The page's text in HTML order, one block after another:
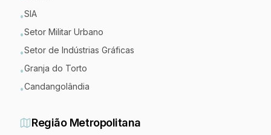
•SIA
•Setor Militar Urbano
•Setor de Indústrias Gráficas
•Granja do Torto
•Candangolândia
Região Metropolitana